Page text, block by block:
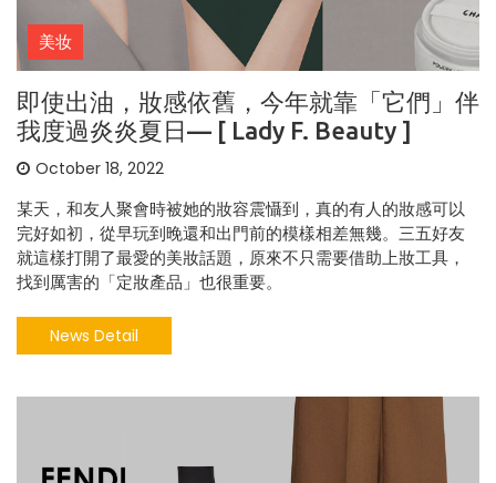
美妆
即使出油，妝感依舊，今年就靠「它們」伴
我度過炎炎夏日— [ Lady F. Beauty ]
October 18, 2022
某天，和友人聚會時被她的妝容震懾到，真的有人的妝感可以
完好如初，從早玩到晚還和出門前的模樣相差無幾。三五好友
就這樣打開了最愛的美妝話題，原來不只需要借助上妝工具，
找到厲害的「定妝產品」也很重要。
News Detail